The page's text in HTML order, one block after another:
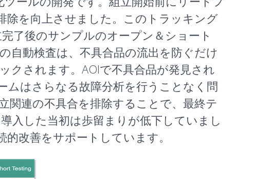
除を向上させました。このトラッキング
了後のサンプルのオープン＆ショート
自動検査は、不具合品の流出を防ぐだけ
クされます。AOIで不具合品が発見され
ムはさらなる故障分析を行うことなく問
連の不具合を排除することで、最終テ
入した当初は歩留まりが低下していまし
改善をサポートしています。